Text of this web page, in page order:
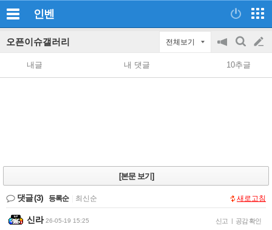
인벤
오픈이슈갤러리 전체보기
공
지
on/off
검
색
글
쓰
내글 내 댓글 10추글
[본문 보기]
댓글(3) 등록순 최신순 새로고침
신라 26-05-19 15:25 신고 | 공감 확인